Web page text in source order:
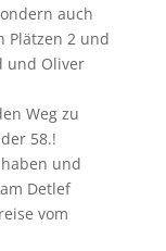
auch
Plätzen 2 und
und Oliver
Weg zu
58.!
und
Detlef
vom